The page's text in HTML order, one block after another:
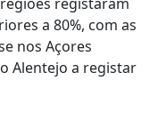
a 80%, com as
nos Açores
Alentejo a registar